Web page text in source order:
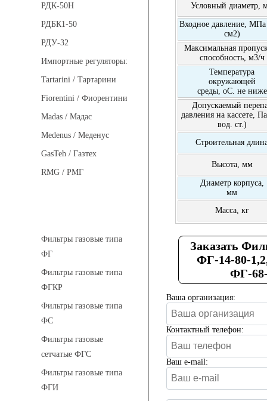
РДК-50Н
РДБК1-50
РДУ-32
Импортные регуляторы:
Tartarini / Тартарини
Fiorentini / Фиорентини
Madas / Мадас
Medenus / Меденус
GasTeh / Газтех
RMG / РМГ
Фильтры газовые типа
ФГ
Фильтры газовые типа
ФГКР
Фильтры газовые типа
ФС
Фильтры газовые
сетчатые ФГС
Фильтры газовые типа
ФГИ
Условный диаметр,
Входное давление, МПа
см2)
Максимальная
способность, м3/ч
Температура
окружающей
среды, оС. не ниже
Допускаемый
давления на кассете,
вод. ст.)
Строительная
Высота, мм
Диаметр корпуса,
мм
Масса, кг
Заказать
ФГ-14-80-
ФГ-
Ваша организация:
Контактный телефон:
Ваш e-mail: